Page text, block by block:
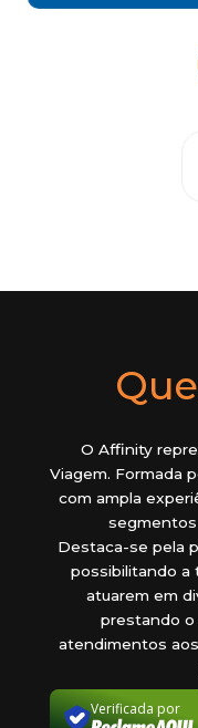
O Affinity
Viagem. Formada
com ampla
segmentos
Destaca-se pela
possibilitando a
atuarem em
prestando
atendimentos
Verificada por